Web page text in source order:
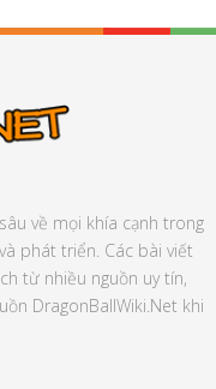
về mọi khía cạnh trong
phát triển. Các bài viết
từ nhiều nguồn uy tín,
DragonBallWiki.Net khi